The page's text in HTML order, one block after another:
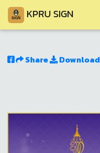
KPRU SIGN
Share Download